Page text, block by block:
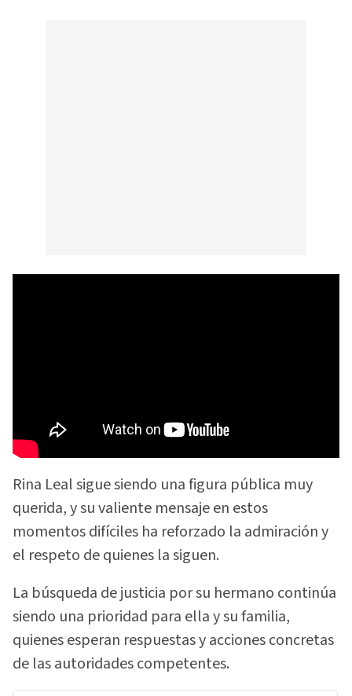
Rina Leal sigue siendo una figura pública muy
querida, y su valiente mensaje en estos
momentos difíciles ha reforzado la admiración y
el respeto de quienes la siguen.
La búsqueda de justicia por su hermano continúa
siendo una prioridad para ella y su familia,
quienes esperan respuestas y acciones concretas
de las autoridades competentes.